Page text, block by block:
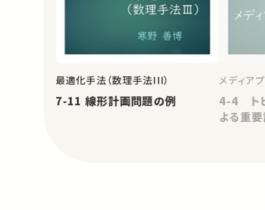
最適化手法（数理手法III）
7-11 線形計画問題の例
メディア
4-4 ト
よる重